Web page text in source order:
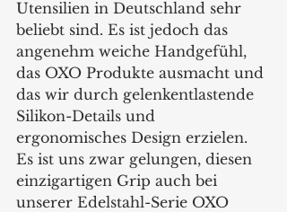
Utensilien in Deutschland sehr
beliebt sind. Es ist jedoch das
angenehm weiche Handgefühl,
das OXO Produkte ausmacht und
das wir durch gelenkentlastende
Silikon-Details und
ergonomisches Design erzielen.
Es ist uns zwar gelungen, diesen
einzigartigen Grip auch bei
unserer Edelstahl-Serie OXO